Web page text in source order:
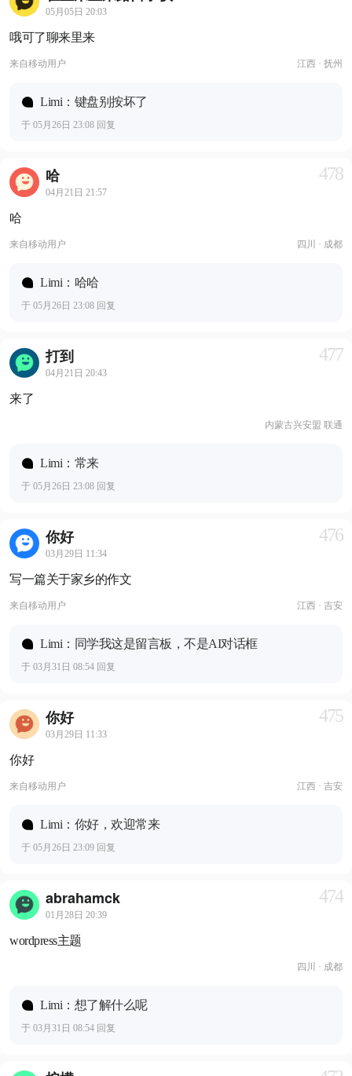
05月05日 20:03
哦可了聊来里来
来自移动用户 江西 · 抚州
Limi：键盘别按坏了
于 05月26日 23:08 回复
哈
04月21日 21:57
478
哈
来自移动用户 四川 · 成都
Limi：哈哈
于 05月26日 23:08 回复
打到
04月21日 20:43
477
来了
内蒙古兴安盟 联通
Limi：常来
于 05月26日 23:08 回复
你好
03月29日 11:34
476
写一篇关于家乡的作文
来自移动用户 江西 · 吉安
Limi：同学我这是留言板，不是AI对话框
于 03月31日 08:54 回复
你好
03月29日 11:33
475
你好
来自移动用户 江西 · 吉安
Limi：你好，欢迎常来
于 05月26日 23:09 回复
abrahamck
01月28日 20:39
474
wordpress主题
四川 · 成都
Limi：想了解什么呢
于 03月31日 08:54 回复